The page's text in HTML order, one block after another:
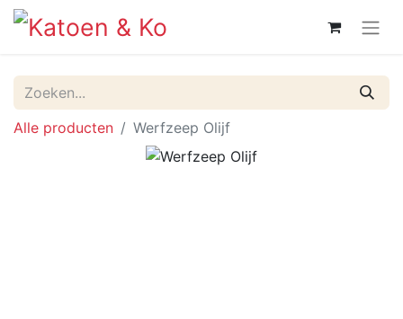
Alle producten Werfzeep Olijf